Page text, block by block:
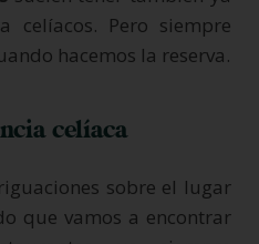
celíacos. Pero siempre
hacemos la reserva.
celíaca
sobre el lugar
que vamos a encontrar